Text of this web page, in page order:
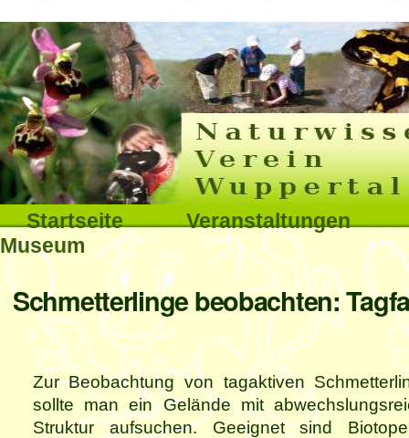
Direkt
zum
Inhalt
|
Direkt
zur
Navigation
Sektionen
Startseite
Veranstaltungen
Museum
Benutzerspezifische
Werkzeuge
Interna
Schmetterlinge beobachten:
Zur Beobachtung von tagaktiven
sollte man ein Gelände mit
Struktur aufsuchen. Geeignet sind